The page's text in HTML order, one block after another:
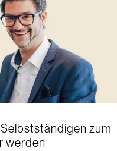
zum
werden